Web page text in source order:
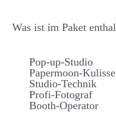
Was ist im Paket
Pop-up-Studio
Papermoon-Kulisse
Studio-Technik
Profi-Fotograf
Booth-Operator